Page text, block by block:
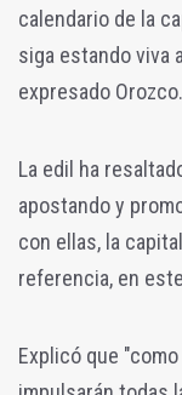
calendario de la
siga estando viva
expresado Orozco.
La edil ha
apostando y
con ellas, la
referencia, en
Explicó que